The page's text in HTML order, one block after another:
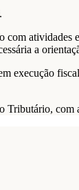
atividades
a
execução
com